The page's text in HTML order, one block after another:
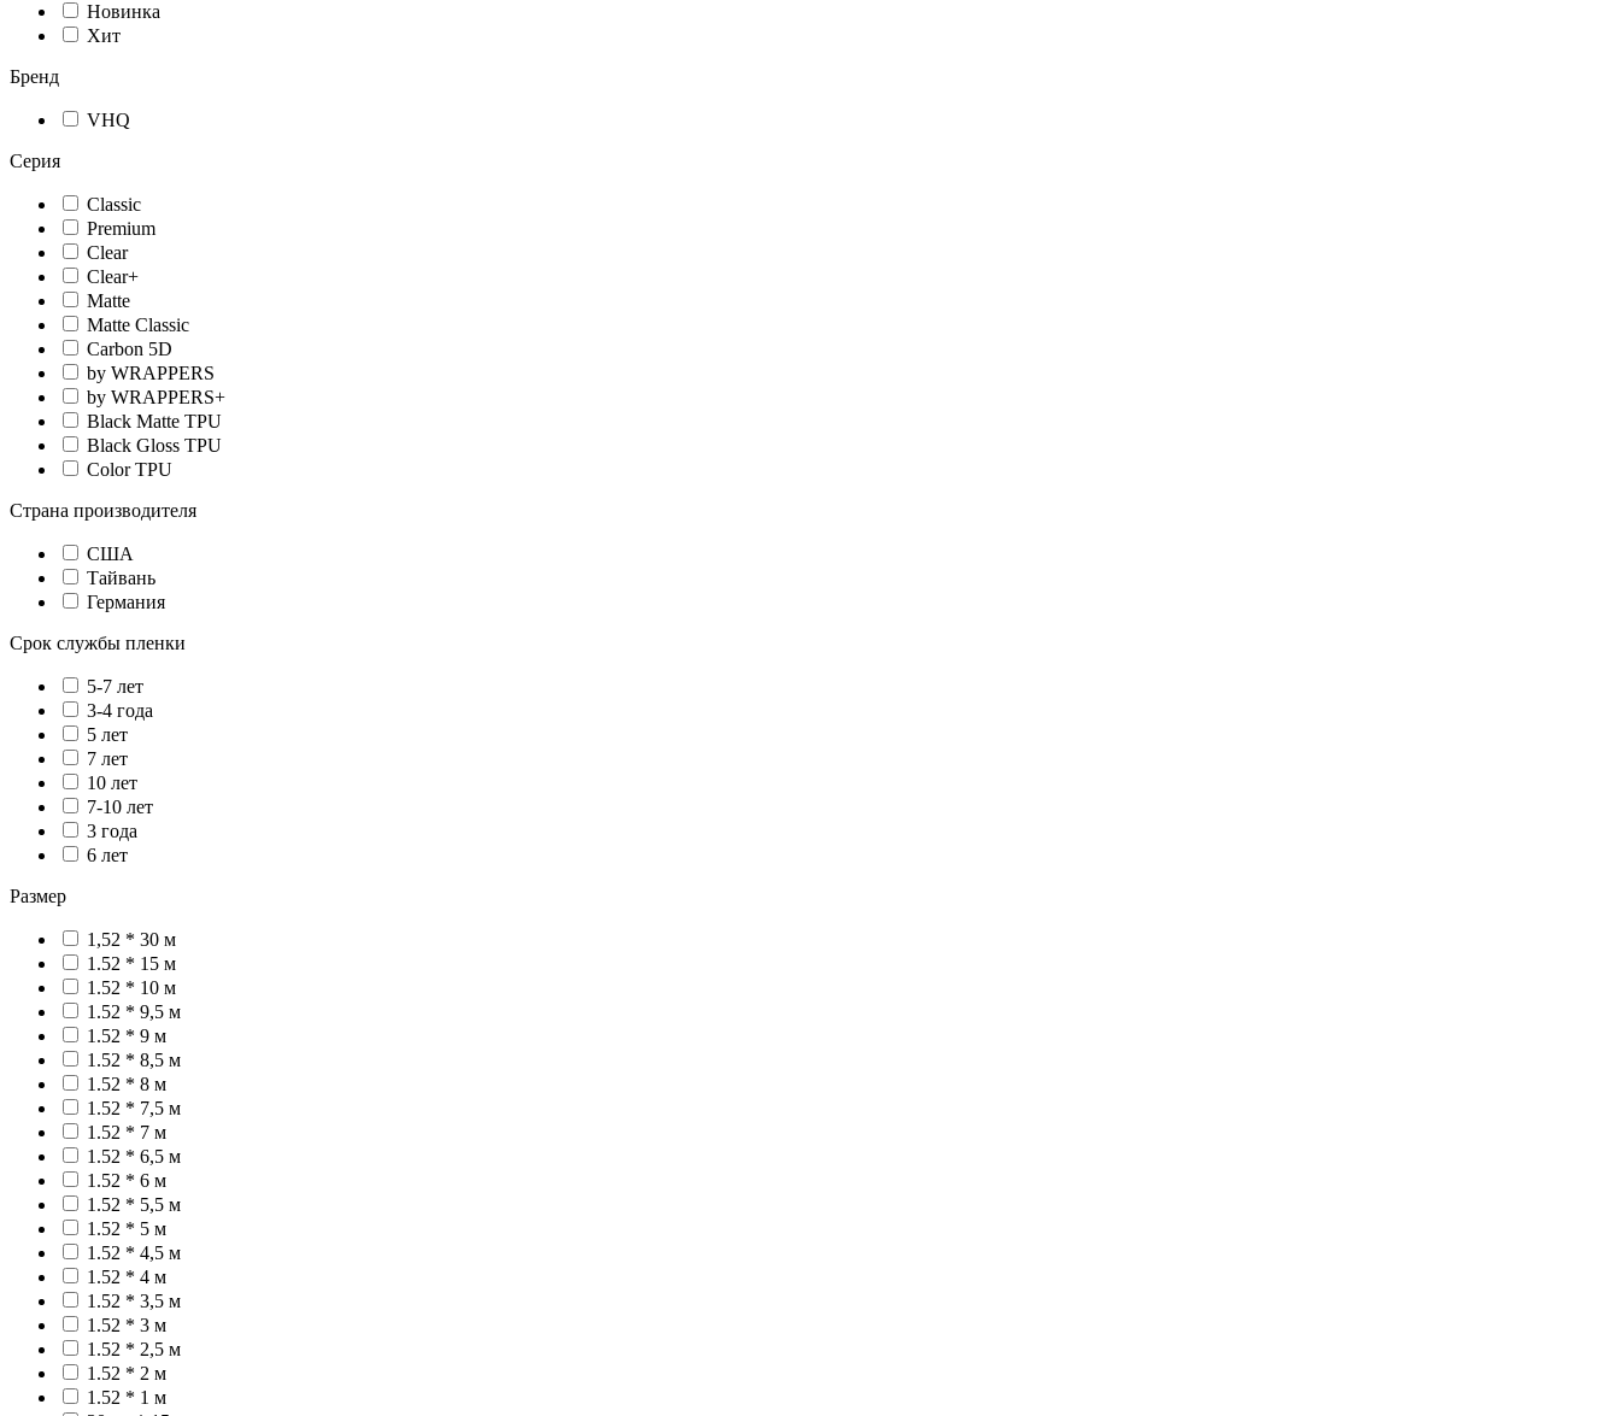
Новинка
Хит
Бренд
VHQ
Серия
Classic
Premium
Clear
Clear+
Matte
Matte Classic
Carbon 5D
by WRAPPERS
by WRAPPERS+
Black Matte TPU
Black Gloss TPU
Color TPU
Страна производителя
США
Тайвань
Германия
Срок службы пленки
5-7 лет
3-4 года
5 лет
7 лет
10 лет
7-10 лет
3 года
6 лет
Размер
1,52 * 30 м
1.52 * 15 м
1.52 * 10 м
1.52 * 9,5 м
1.52 * 9 м
1.52 * 8,5 м
1.52 * 8 м
1.52 * 7,5 м
1.52 * 7 м
1.52 * 6,5 м
1.52 * 6 м
1.52 * 5,5 м
1.52 * 5 м
1.52 * 4,5 м
1.52 * 4 м
1.52 * 3,5 м
1.52 * 3 м
1.52 * 2,5 м
1.52 * 2 м
1.52 * 1 м